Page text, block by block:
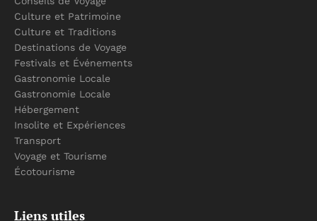
Culture et Patrimoine
Culture et Traditions
Destinations de Voyage
Festivals et Événements
Gastronomie Locale
Gastronomie Locale
Hébergement
Insolite et Expériences
Transport
Voyage et Tourisme
Écotourisme
Liens utiles